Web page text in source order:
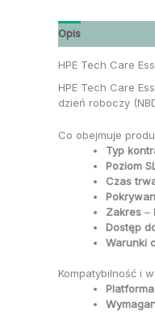
Opis
HPE Tech Care
HPE Tech Care
dzień roboczy
Co obejmuje
Typ
Poziom
Czas
Zakres –
Dostęp
Warunki
Kompatybilność i
Platforma